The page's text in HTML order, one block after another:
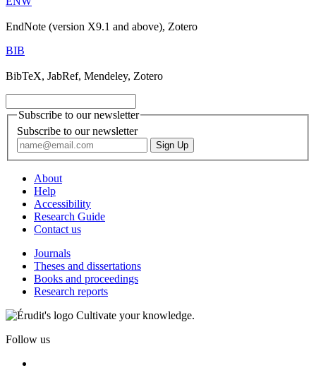
EndNote (version X9.1 and above), Zotero
BIB
BibTeX, JabRef, Mendeley, Zotero
Subscribe to our newsletter
Subscribe to our newsletter
About
Help
Accessibility
Research Guide
Contact us
Journals
Theses and dissertations
Books and proceedings
Research reports
Cultivate your knowledge.
Follow us